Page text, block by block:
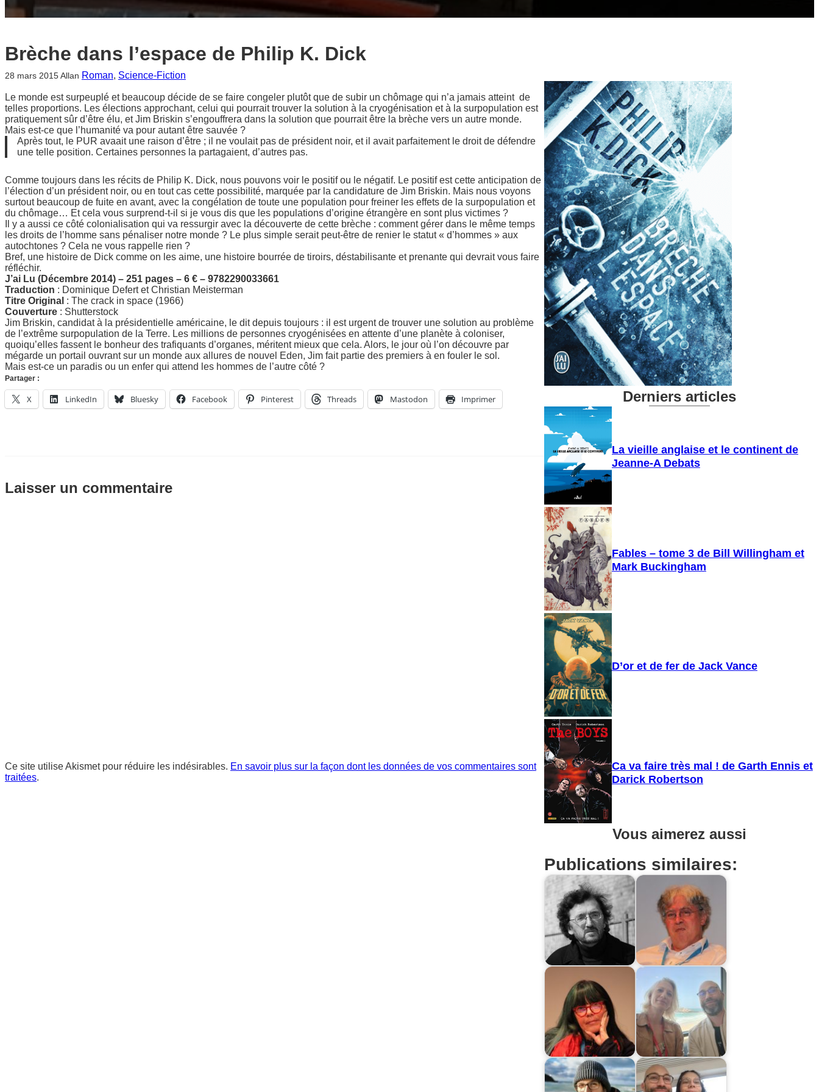
Brèche dans l’espace de Philip K. Dick
28 mars 2015 Allan Roman, Science-Fiction
Le monde est surpeuplé et beaucoup décide de se faire congeler plutôt que de subir un chômage qui n’a jamais atteint de
telles proportions. Les élections approchant, celui qui pourrait trouver la solution à la cryogénisation et à la surpopulation est
pratiquement sûr d’être élu, et Jim Briskin s’engouffrera dans la solution que pourrait être la brèche vers un autre monde.
Mais est-ce que l’humanité va pour autant être sauvée ?
Après tout, le PUR avaait une raison d’être ; il ne voulait pas de président noir, et il avait parfaitement le droit de défendre
une telle position. Certaines personnes la partagaient, d’autres pas.
Comme toujours dans les récits de Philip K. Dick, nous pouvons voir le positif ou le négatif. Le positif est cette anticipation de
l’élection d’un président noir, ou en tout cas cette possibilité, marquée par la candidature de Jim Briskin. Mais nous voyons
surtout beaucoup de fuite en avant, avec la congélation de toute une population pour freiner les effets de la surpopulation et
du chômage… Et cela vous surprend-t-il si je vous dis que les populations d’origine étrangère en sont plus victimes ?
Il y a aussi ce côté colonialisation qui va ressurgir avec la découverte de cette brèche : comment gérer dans le même temps
les droits de l’homme sans pénaliser notre monde ? Le plus simple serait peut-être de renier le statut « d’hommes » aux
autochtones ? Cela ne vous rappelle rien ?
Bref, une histoire de Dick comme on les aime, une histoire bourrée de tiroirs, déstabilisante et prenante qui devrait vous faire
réfléchir.
J’ai Lu (Décembre 2014) – 251 pages – 6 € – 9782290033661
Traduction : Dominique Defert et Christian Meisterman
Titre Original : The crack in space (1966)
Couverture : Shutterstock
Jim Briskin, candidat à la présidentielle américaine, le dit depuis toujours : il est urgent de trouver une solution au problème
de l’extrême surpopulation de la Terre. Les millions de personnes cryogénisées en attente d’une planète à coloniser,
quoiqu’elles fassent le bonheur des trafiquants d’organes, méritent mieux que cela. Alors, le jour où l’on découvre par
mégarde un portail ouvrant sur un monde aux allures de nouvel Eden, Jim fait partie des premiers à en fouler le sol.
Mais est-ce un paradis ou un enfer qui attend les hommes de l’autre côté ?
Partager :
X LinkedIn Bluesky Facebook Pinterest Threads Mastodon Imprimer
Laisser un commentaire
Ce site utilise Akismet pour réduire les indésirables. En savoir plus sur la façon dont les données de vos commentaires sont
traitées.
Derniers articles
La vieille anglaise et le continent de
Jeanne-A Debats
Fables – tome 3 de Bill Willingham et
Mark Buckingham
D’or et de fer de Jack Vance
Ca va faire très mal ! de Garth Ennis et
Darick Robertson
Vous aimerez aussi
Publications similaires: